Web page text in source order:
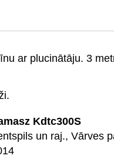
ar plucinātāju. 3
Kdtc300S
un raj., Vārves